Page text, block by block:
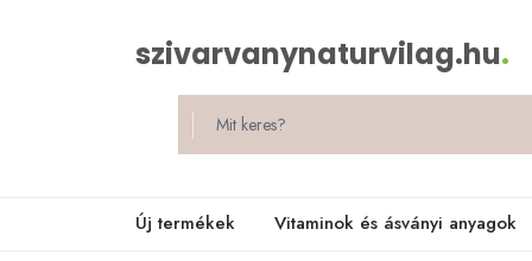
szivarvanynaturvilag.hu.
Új termékek Vitaminok és ásványi anyagok